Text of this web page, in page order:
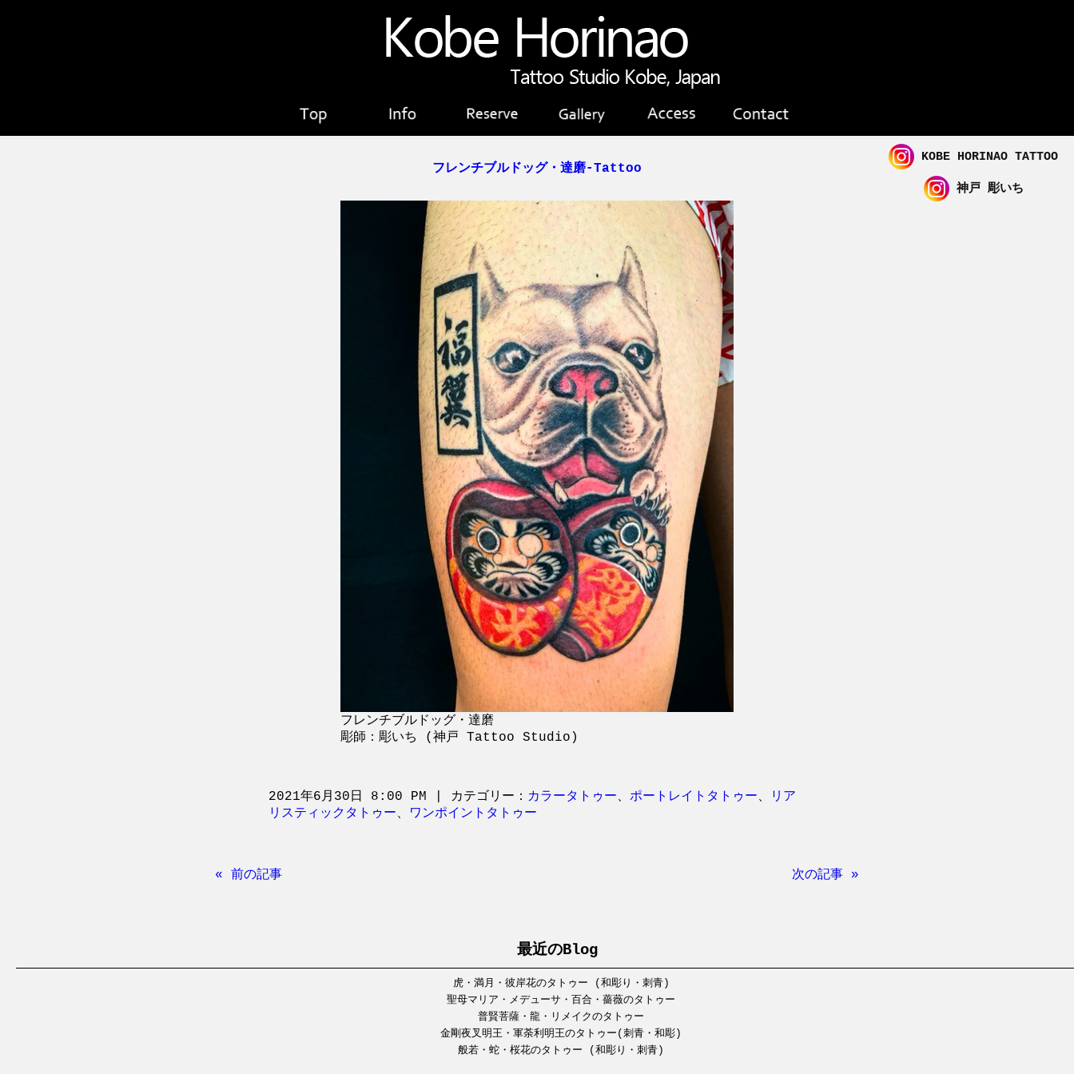
KOBE HORINAO TATTOO
神戸 彫いち
フレンチブルドッグ・達磨-Tattoo
フレンチブルドッグ・達磨
彫師：彫いち (神戸 Tattoo Studio)
2021年6月30日 8:00 PM | カテゴリー： カラータトゥー、 ポートレイトタトゥー、
リア
リスティックタトゥー、 ワンポイントタトゥー
« 前の記事 次の記事 »
最近のBlog
虎・満月・彼岸花のタトゥー (和彫り・刺青)
聖母マリア・メデューサ・百合・薔薇のタトゥー
普賢菩薩・龍・リメイクのタトゥー
金剛夜叉明王・軍荼利明王のタトゥー(刺青・和彫)
般若・蛇・桜花のタトゥー (和彫り・刺青)